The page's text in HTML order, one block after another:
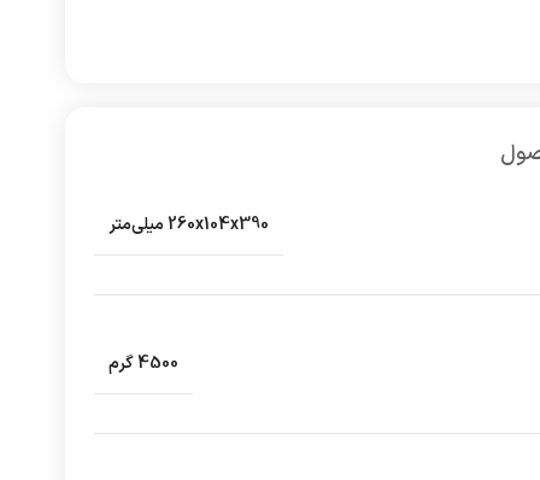
260x104x390 میلی‌متر
4500 گرم